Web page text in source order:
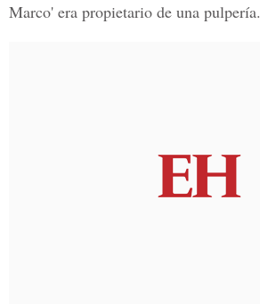
Marco' era propietario de una pulpería.